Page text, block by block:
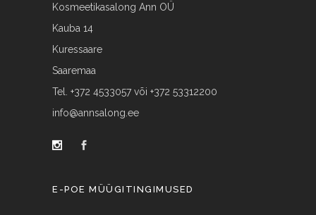
Kosmeetikasalong Ann OÜ
Kauba 14
Kuressaare
Saaremaa
Tel. +372 4533057 või +372 53312200
info@annsalong.ee
E-POE MÜÜGITINGIMUSED